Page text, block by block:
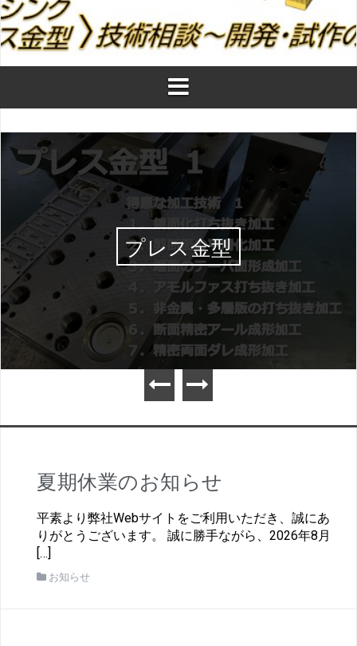
プレス金型
夏期休業のお知らせ
平素より弊社Webサイトをご利用いただき、誠にあ
りがとうございます。 誠に勝手ながら、2026年8月
[…]
お知らせ